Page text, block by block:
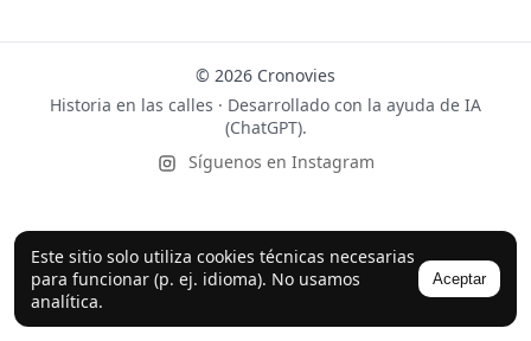
Este sitio solo utiliza cookies técnicas necesarias
para funcionar (p. ej. idioma). No usamos
analítica.
Aceptar
© 2026 Cronovies
Historia en las calles · Desarrollado con la ayuda de IA
(ChatGPT).
Síguenos en Instagram